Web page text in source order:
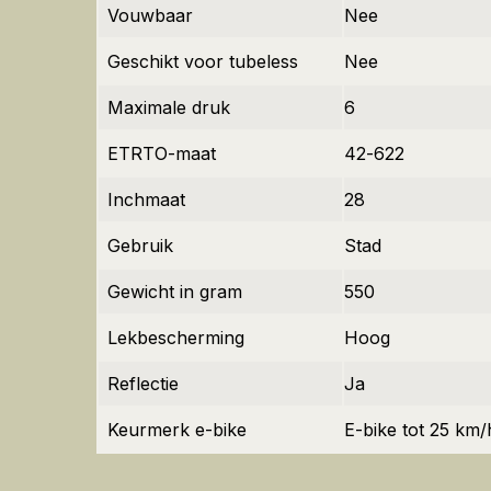
Vouwbaar Nee
Geschikt voor tubeless Nee
Maximale druk 6
ETRTO-maat 42-622
Inchmaat 28
Gebruik Stad
Gewicht in gram 550
Lekbescherming Hoog
Reflectie Ja
Keurmerk e-bike E-bike tot 25 km/